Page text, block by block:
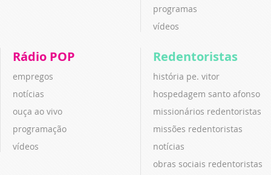
programas
vídeos
Rádio POP
empregos
notícias
ouça ao vivo
programação
vídeos
Redentoristas
história pe. vitor
hospedagem santo afonso
missionários redentoristas
missões redentoristas
notícias
obras sociais redentoristas